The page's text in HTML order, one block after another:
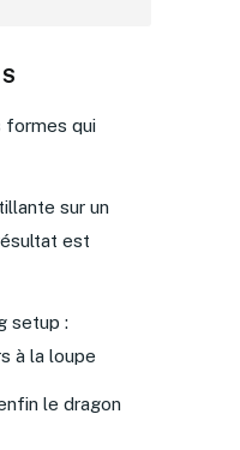
formes qui
sur un
est
setup :
à la loupe
le dragon